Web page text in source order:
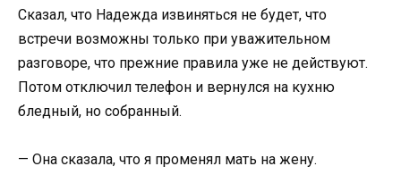
Сказал, что Надежда извиняться не будет, что
встречи возможны только при уважительном
разговоре, что прежние правила уже не действуют.
Потом отключил телефон и вернулся на кухню
бледный, но собранный.
— Она сказала, что я променял мать на жену.